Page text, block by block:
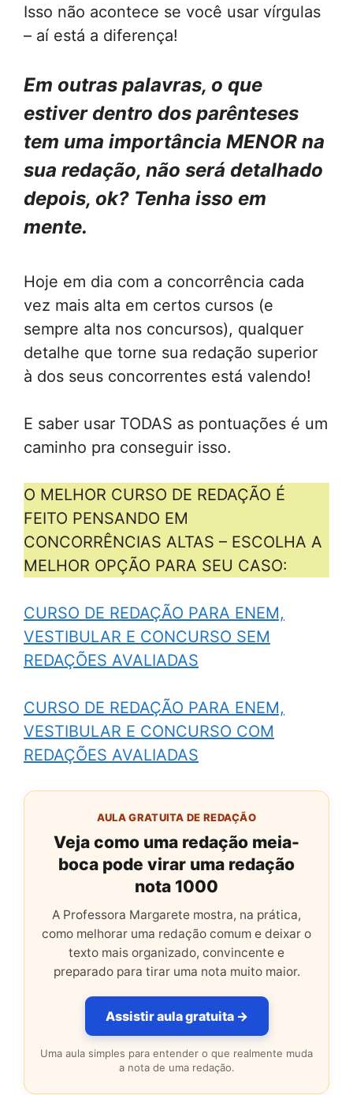
Isso não acontece se você usar vírgulas
– aí está a diferença!
Em outras palavras, o que
estiver dentro dos parênteses
tem uma importância MENOR na
sua redação, não será detalhado
depois, ok? Tenha isso em
mente.
Hoje em dia com a concorrência cada
vez mais alta em certos cursos (e
sempre alta nos concursos), qualquer
detalhe que torne sua redação superior
à dos seus concorrentes está valendo!
E saber usar TODAS as pontuações é um
caminho pra conseguir isso.
O MELHOR CURSO DE REDAÇÃO É
FEITO PENSANDO EM
CONCORRÊNCIAS ALTAS – ESCOLHA A
MELHOR OPÇÃO PARA SEU CASO:
CURSO DE REDAÇÃO PARA ENEM,
VESTIBULAR E CONCURSO SEM
REDAÇÕES AVALIADAS
CURSO DE REDAÇÃO PARA ENEM,
VESTIBULAR E CONCURSO COM
REDAÇÕES AVALIADAS
AULA GRATUITA DE REDAÇÃO
Veja como uma redação meia-
boca pode virar uma redação
nota 1000
A Professora Margarete mostra, na prática,
como melhorar uma redação comum e deixar o
texto mais organizado, convincente e
preparado para tirar uma nota muito maior.
Assistir aula gratuita →
Uma aula simples para entender o que realmente muda
a nota de uma redação.